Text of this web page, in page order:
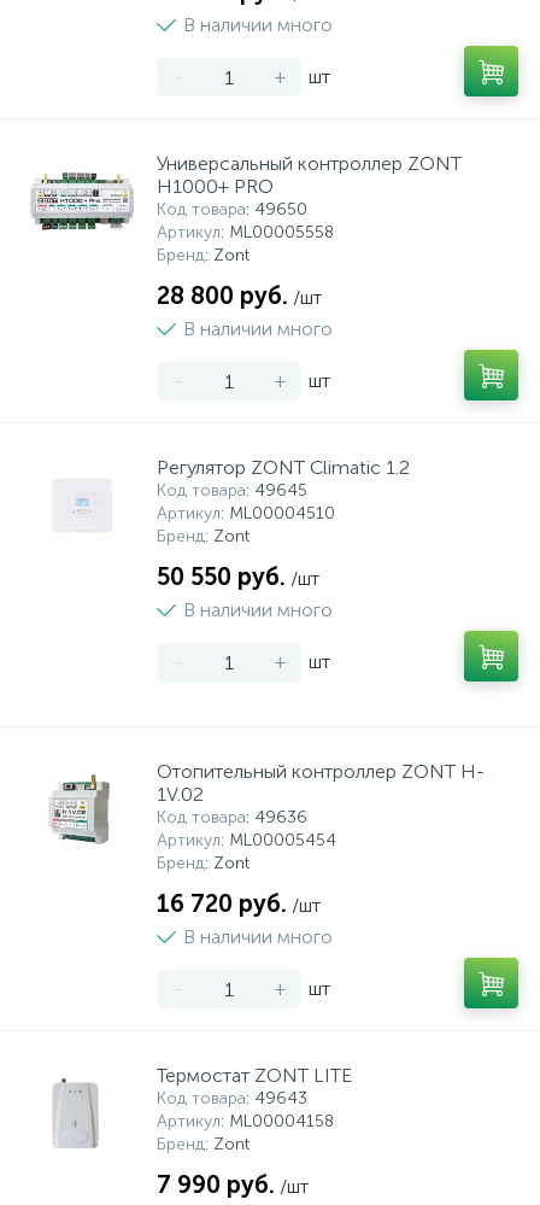
В наличии много
- + шт
Универсальный контроллер ZONT
H1000+ PRO
Код товара: 49650
Артикул: ML00005558
Бренд: Zont
28 800 руб. /шт
В наличии много
- + шт
Регулятор ZONT Climatic 1.2
Код товара: 49645
Артикул: ML00004510
Бренд: Zont
50 550 руб. /шт
В наличии много
- + шт
Отопительный контроллер ZONT H-
1V.02
Код товара: 49636
Артикул: ML00005454
Бренд: Zont
16 720 руб. /шт
В наличии много
- + шт
Термостат ZONT LITE
Код товара: 49643
Артикул: ML00004158
Бренд: Zont
7 990 руб. /шт